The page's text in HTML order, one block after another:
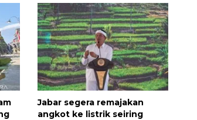
Jabar segera remajakan
angkot ke listrik seiring